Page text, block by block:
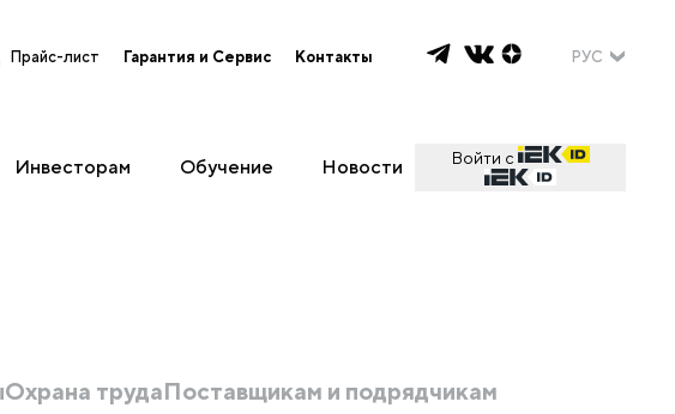
Прайс-лист Гарантия и Сервис Контакты РУС
Инвесторам Обучение Новости Войти с
Охрана трудаПоставщикам и подрядчикам